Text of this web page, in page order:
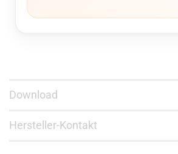
Download
Hersteller-Kontakt